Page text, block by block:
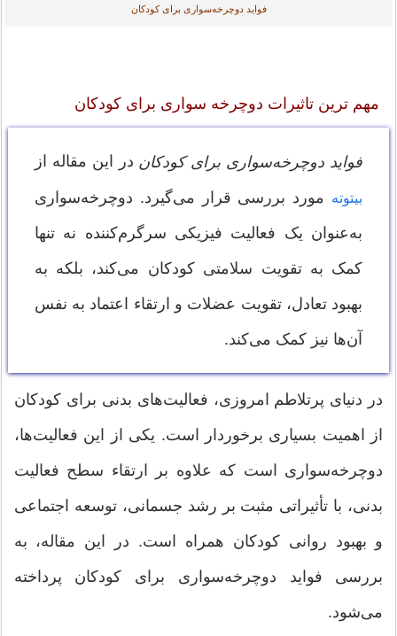
فواید دوچرخه‌سواری برای کودکان
مهم ترین تاثیرات دوچرخه سواری برای کودکان
فواید دوچرخه‌سواری برای کودکان در این مقاله از
بیتوته مورد بررسی قرار می‌گیرد. دوچرخه‌سواری
به‌عنوان یک فعالیت فیزیکی سرگرم‌کننده نه تنها
کمک به تقویت سلامتی کودکان می‌کند، بلکه به
بهبود تعادل، تقویت عضلات و ارتقاء اعتماد به نفس
آن‌ها نیز کمک می‌کند.
در دنیای پرتلاطم امروزی، فعالیت‌های بدنی برای کودکان
از اهمیت بسیاری برخوردار است. یکی از این فعالیت‌ها،
دوچرخه‌سواری است که علاوه بر ارتقاء سطح فعالیت
بدنی، با تأثیراتی مثبت بر رشد جسمانی، توسعه اجتماعی
و بهبود روانی کودکان همراه است. در این مقاله، به
بررسی فواید دوچرخه‌سواری برای کودکان پرداخته
می‌شود.